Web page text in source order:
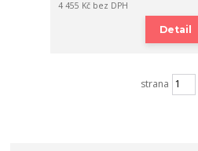
4 455 Kč bez DPH
Detail
strana